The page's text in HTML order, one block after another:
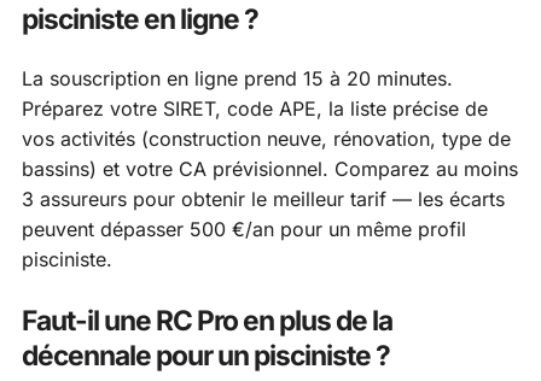
pisciniste en ligne ?
La souscription en ligne prend 15 à 20 minutes.
Préparez votre SIRET, code APE, la liste précise de
vos activités (construction neuve, rénovation, type de
bassins) et votre CA prévisionnel. Comparez au moins
3 assureurs pour obtenir le meilleur tarif — les écarts
peuvent dépasser 500 €/an pour un même profil
pisciniste.
Faut-il une RC Pro en plus de la
décennale pour un pisciniste ?